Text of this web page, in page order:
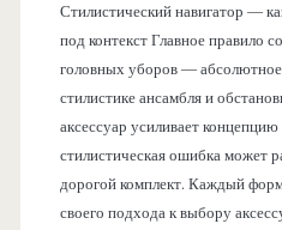
Стилистический навигатор —
под контекст Главное правило
головных уборов —
стилистике ансамбля и
аксессуар усиливает концепцию
стилистическая ошибка может
дорогой комплект. Каждый
своего подхода к выбору